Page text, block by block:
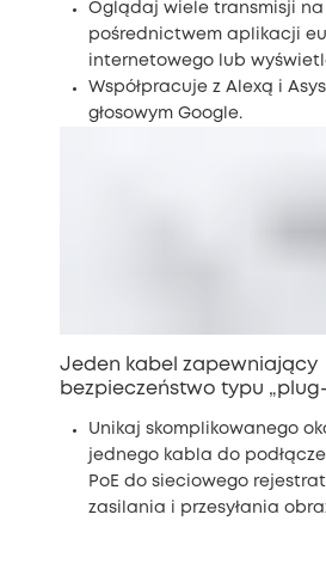
Oglądaj wiele transmisji na
pośrednictwem aplikacji
internetowego lub
Współpracuje z Alexą i
głosowym Google.
Jeden kabel zapewniający
bezpieczeństwo typu
Unikaj skomplikowanego
jednego kabla do
PoE do sieciowego
zasilania i przesyłania